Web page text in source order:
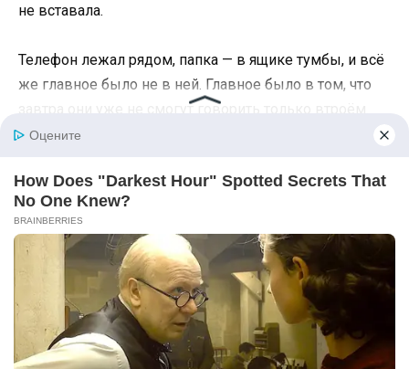
не вставала.
Телефон лежал рядом, папка — в ящике тумбы, и всё
же главное было не в ней. Главное было в том, что
завтра они уже не смогут говорить только втроём.
шкафы, стучала кастрюлями и звонила кому-то в
коридоре. Когда я вышла, она громко сказала в
трубку, что комната светлая, всё решится, а я просто
нервничаю.
— Положите трубку, — сказала я. — Вы сейчас
обсуждаете мою комнату с посторонним человеком.